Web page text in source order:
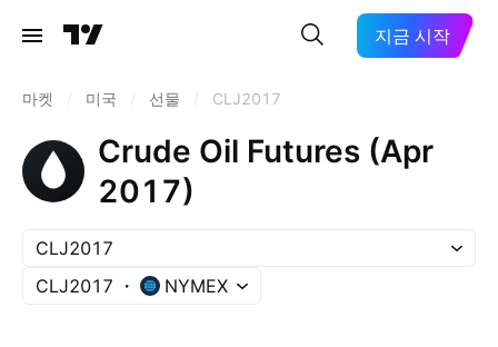
지금 시작
마켓 미국 선물 CLJ2017
Crude Oil Futures (Apr
2017)
CLJ2017
CLJ2017
NYMEX